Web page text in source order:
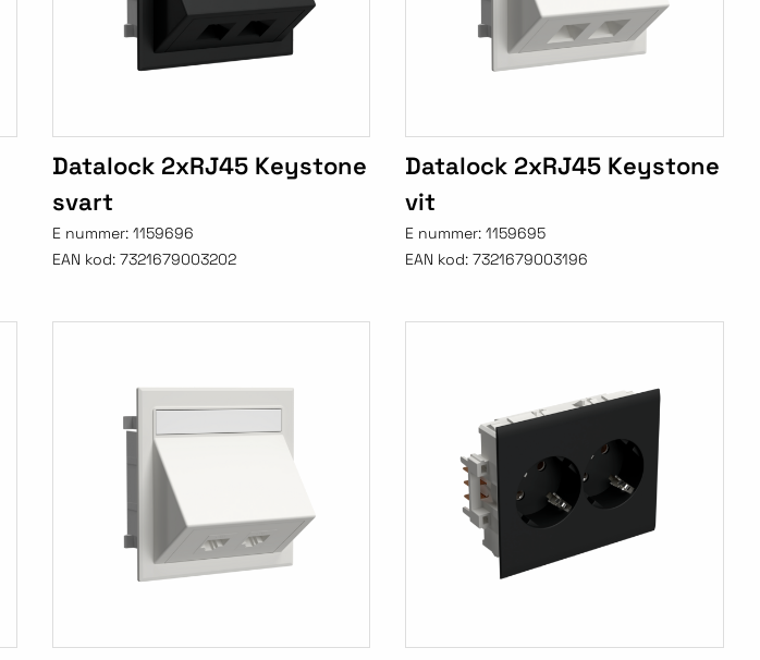
Datalock 2xRJ45 Keystone
svart
E nummer: 1159696
EAN kod: 7321679003202
Datalock 2xRJ45 Keystone
vit
E nummer:1159695
EAN kod: 7321679003196